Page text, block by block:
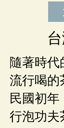
隨著時代
流行喝的
民國初年
行泡功夫